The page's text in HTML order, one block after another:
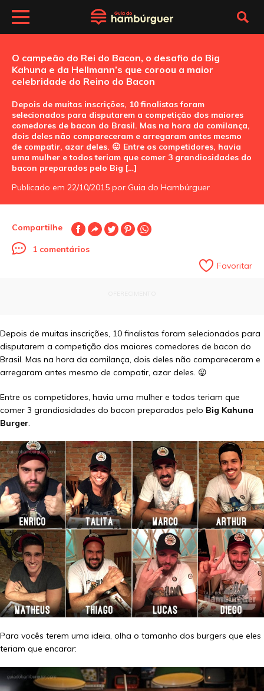
O campeão do Rei do Bacon, o desafio do Big
Kahuna e da Hellmann’s que coroou a maior
celebridade do Reino do Bacon
Depois de muitas inscrições, 10 finalistas foram
selecionados para disputarem a competição dos maiores
comedores de bacon do Brasil. Mas na hora da comilança,
dois deles não compareceram e arregaram antes mesmo
de compatir, azar deles. 😛 Entre os competidores, havia
uma mulher e todos teriam que comer 3 grandiosidades do
bacon preparados pelo Big […]
Publicado em 22/10/2015 por Guia do Hambúrguer
Compartilhe
1 comentários
Favoritar
Depois de muitas inscrições, 10 finalistas foram selecionados para
disputarem a competição dos maiores comedores de bacon do
Brasil. Mas na hora da comilança, dois deles não compareceram e
arregaram antes mesmo de compatir, azar deles. 😛
Entre os competidores, havia uma mulher e todos teriam que
comer 3 grandiosidades do bacon preparados pelo Big Kahuna
Burger.
Para vocês terem uma ideia, olha o tamanho dos burgers que eles
teriam que encarar: